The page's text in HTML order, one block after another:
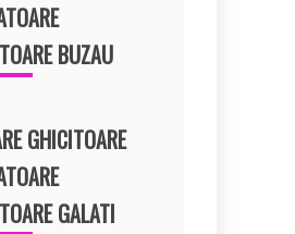
BUZAU
GHICITOARE
GALATI